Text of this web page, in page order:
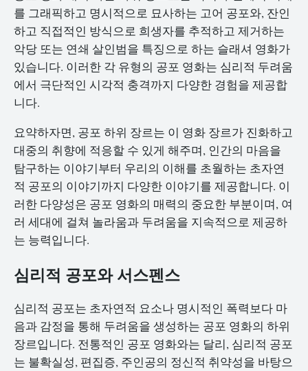
를 그래픽하고 명시적으로 묘사하는 고어 공포와, 잔인
하고 직접적인 방식으로 희생자를 추적하고 제거하는
악당 또는 연쇄 살인범을 특징으로 하는 슬래셔 영화가
있습니다. 이러한 각 유형의 공포 영화는 심리적 두려움
에서 극단적인 시각적 충격까지 다양한 경험을 제공합
니다.
요약하자면, 공포 하위 장르는 이 영화 장르가 진화하고
대중의 취향에 적응할 수 있게 해주며, 인간의 마음을
탐구하는 이야기부터 우리의 이해를 초월하는 초자연
적 공포의 이야기까지 다양한 이야기를 제공합니다. 이
러한 다양성은 공포 영화의 매력의 중요한 부분이며, 여
러 세대에 걸쳐 놀라움과 두려움을 지속적으로 제공하
는 능력입니다.
심리적 공포와 서스펜스
심리적 공포는 초자연적 요소나 명시적인 폭력보다 마
음과 감정을 통해 두려움을 생성하는 공포 영화의 하위
장르입니다. 전통적인 공포 영화와는 달리, 심리적 공포
는 불확실성, 편집증, 주인공의 정신적 취약성을 바탕으